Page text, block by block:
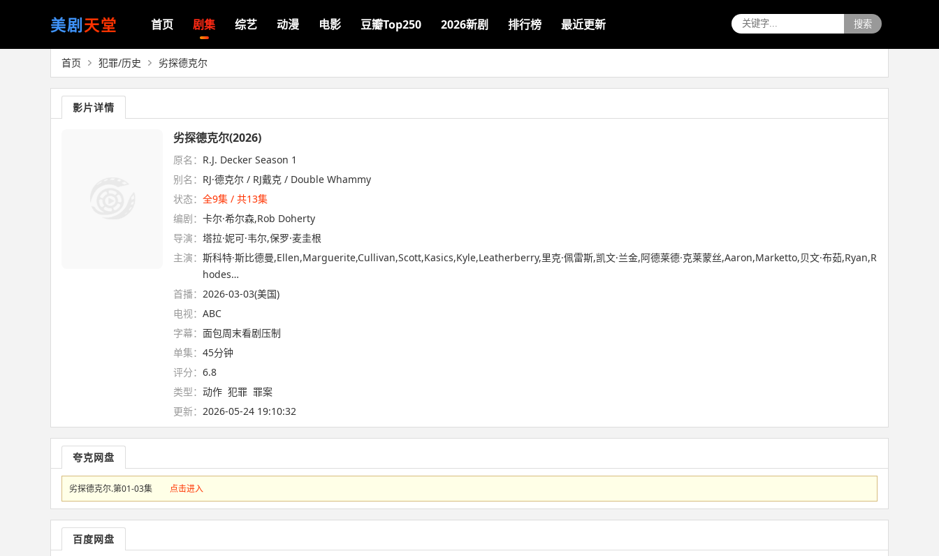
美剧天堂 搜索
首页 剧集 综艺 动漫 电影 豆瓣Top250 2026新剧 排行榜 最近更新
首页 犯罪/历史 劣探德克尔
影片详情
劣探德克尔(2026)
原名： R.J. Decker Season 1
别名： RJ·德克尔 / RJ戴克 / Double Whammy
状态： 全9集 / 共13集
编剧： 卡尔·希尔森,Rob Doherty
导演： 塔拉·妮可·韦尔,保罗·麦圭根
主演： 斯科特·斯比德曼,Ellen,Marguerite,Cullivan,Scott,Kasics,Kyle,Leatherberry,里克·佩雷斯,凯文·兰金,阿德莱德·克莱蒙丝,Aaron,Marketto,贝文·布茹,Ryan,R
hodes…
首播： 2026-03-03(美国)
电视： ABC
字幕： 面包周末看剧压制
单集： 45分钟
评分： 6.8
类型： 动作 犯罪 罪案
更新： 2026-05-24 19:10:32
夸克网盘
劣探德克尔.第01-03集 点击进入
百度网盘